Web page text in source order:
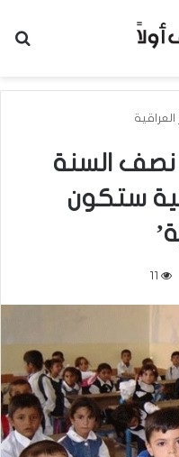
العراقية
نصف السنة
ستكون
11